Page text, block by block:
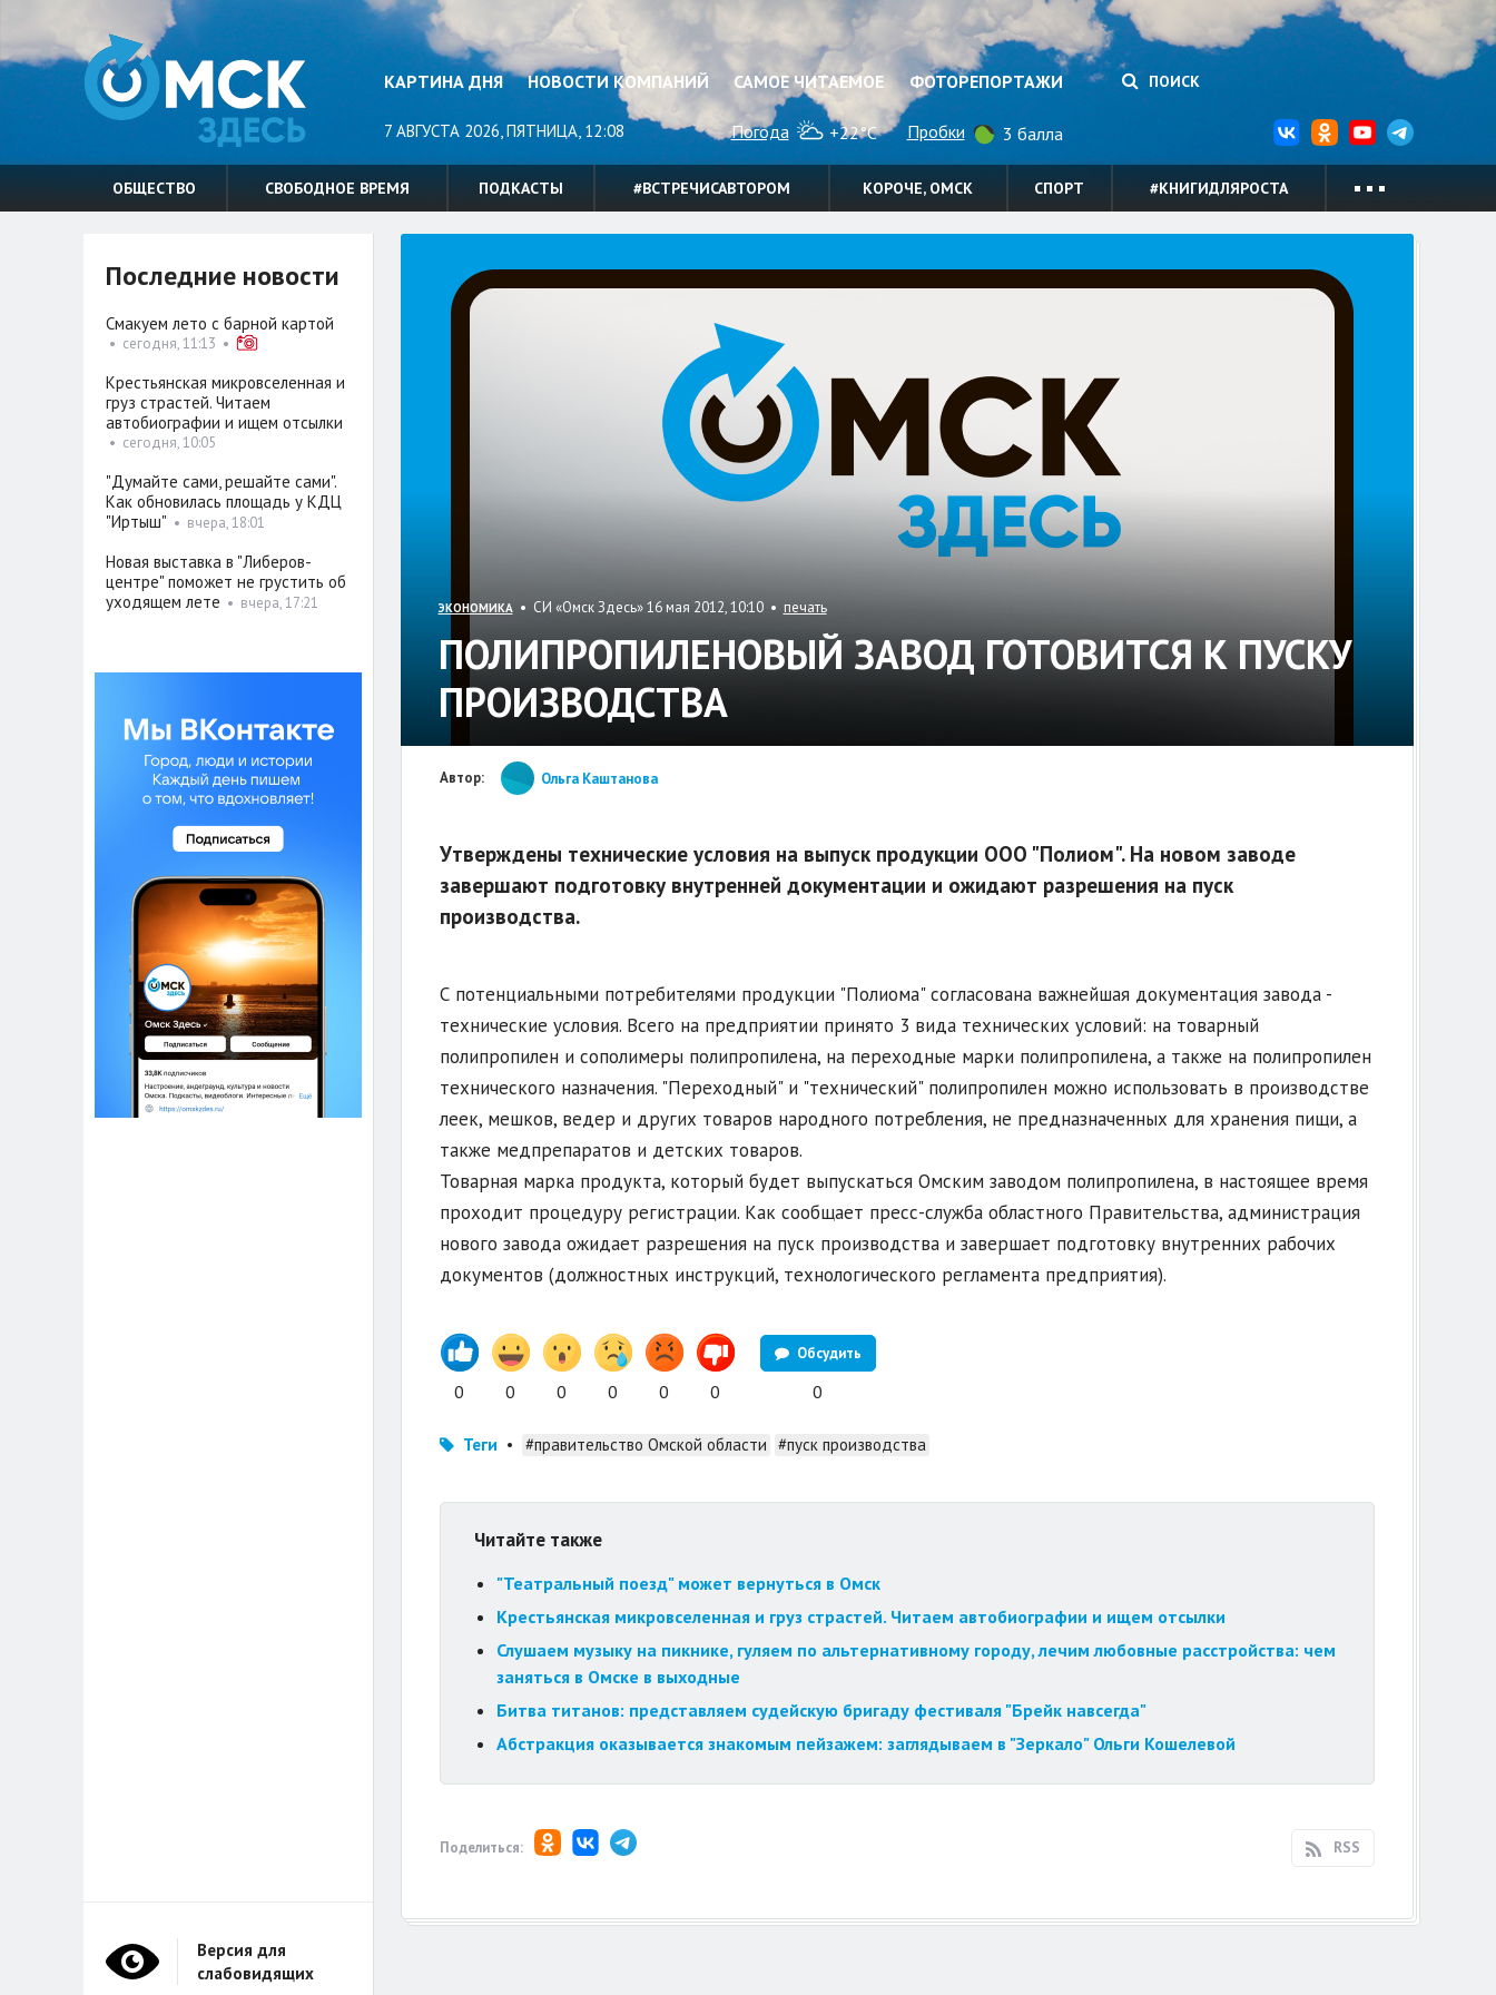
КАРТИНА ДНЯ НОВОСТИ КОМПАНИЙ САМОЕ ЧИТАЕМОЕ ФОТОРЕПОРТАЖИ ПОИСК
7 АВГУСТА 2026, ПЯТНИЦА, 12:08 Погода +22°C Пробки 3 балла
ОБЩЕСТВО СВОБОДНОЕ ВРЕМЯ ПОДКАСТЫ #ВСТРЕЧИСАВТОРОМ КОРОЧЕ, ОМСК СПОРТ #КНИГИДЛЯРОСТА
ЭКОНОМИКА• СИ «Омск Здесь» 16 мая 2012, 10:10 • печать
ПОЛИПРОПИЛЕНОВЫЙ ЗАВОД ГОТОВИТСЯ К ПУСКУ
ПРОИЗВОДСТВА
Автор: Ольга Каштанова
Утверждены технические условия на выпуск продукции ООО "Полиом". На новом заводе
завершают подготовку внутренней документации и ожидают разрешения на пуск
производства.
С потенциальными потребителями продукции "Полиома" согласована важнейшая документация завода -
технические условия. Всего на предприятии принято 3 вида технических условий: на товарный
полипропилен и сополимеры полипропилена, на переходные марки полипропилена, а также на полипропилен
технического назначения. "Переходный" и "технический" полипропилен можно использовать в производстве
леек, мешков, ведер и других товаров народного потребления, не предназначенных для хранения пищи, а
также медпрепаратов и детских товаров.
Товарная марка продукта, который будет выпускаться Омским заводом полипропилена, в настоящее время
проходит процедуру регистрации. Как сообщает пресс-служба областного Правительства, администрация
нового завода ожидает разрешения на пуск производства и завершает подготовку внутренних рабочих
документов (должностных инструкций, технологического регламента предприятия).
0 0 0 0 0 0
Обсудить
0
Теги • #правительство Омской области #пуск производства
Читайте также
"Театральный поезд" может вернуться в Омск
Крестьянская микровселенная и груз страстей. Читаем автобиографии и ищем отсылки
Слушаем музыку на пикнике, гуляем по альтернативному городу, лечим любовные расстройства: чем
заняться в Омске в выходные
Битва титанов: представляем судейскую бригаду фестиваля "Брейк навсегда"
Абстракция оказывается знакомым пейзажем: заглядываем в "Зеркало" Ольги Кошелевой
Поделиться: RSS
Последние новости
Смакуем лето с барной картой
• сегодня, 11:13 •
Крестьянская микровселенная и
груз страстей. Читаем
автобиографии и ищем отсылки
• сегодня, 10:05
"Думайте сами, решайте сами".
Как обновилась площадь у КДЦ
"Иртыш" • вчера, 18:01
Новая выставка в "Либеров-
центре" поможет не грустить об
уходящем лете • вчера, 17:21
Версия для
слабовидящих